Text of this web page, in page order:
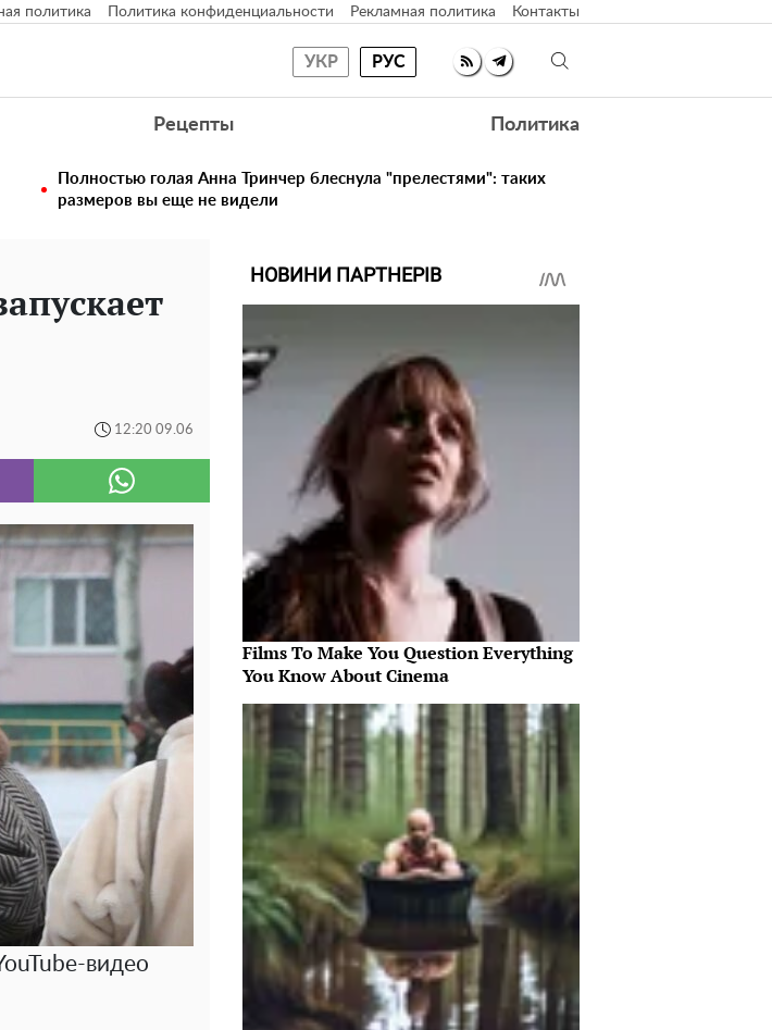
политика Политика конфиденциальности Рекламная политика Контакты
УКР РУС
Рецепты Политика
Полностью голая Анна Тринчер блеснула "прелестями": таких
размеров вы еще не видели
12:20 09.06
видео
НОВИНИ ПАРТНЕРІВ
Films To Make You Question Everything
You Know About Cinema